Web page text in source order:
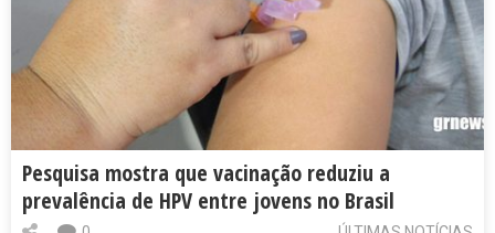
Pesquisa mostra que vacinação reduziu a
prevalência de HPV entre jovens no Brasil